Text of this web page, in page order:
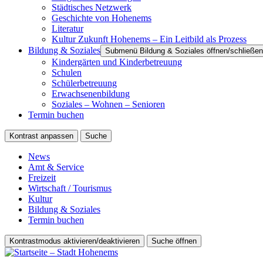
Städtisches Netzwerk
Geschichte von Hohenems
Literatur
Kultur Zukunft Hohenems – Ein Leitbild als Prozess
Bildung & Soziales Submenü Bildung & Soziales öffnen/schließen
Kindergärten und Kinderbetreuung
Schulen
Schülerbetreuung
Erwachsenenbildung
Soziales – Wohnen – Senioren
Termin buchen
Kontrast anpassen Suche
News
Amt & Service
Freizeit
Wirtschaft / Tourismus
Kultur
Bildung & Soziales
Termin buchen
Kontrastmodus aktivieren/deaktivieren Suche öffnen